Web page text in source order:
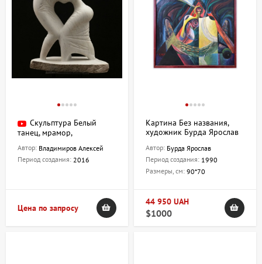
Скульптура Белый
танец, мрамор,
Автор: Владимиров Алексей
Период создания: 2016
Цена по запросу
Картина Без названия,
художник Бурда Ярослав
Автор: Бурда Ярослав
Период создания: 1990
Размеры, см: 90*70
44 950 UAH
$1000